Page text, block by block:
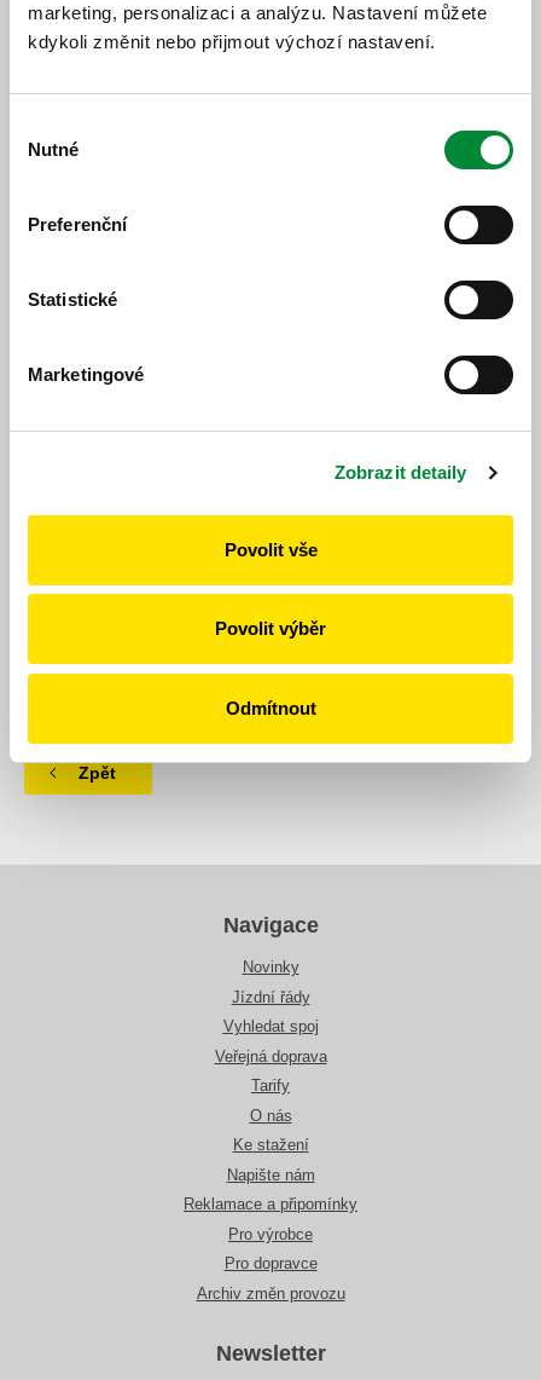
marketing, personalizaci a analýzu. Nastavení můžete
kdykoli změnit nebo přijmout výchozí nastavení.
souhlasu
Nutné
Preferenční
Statistické
Marketingové
Zobrazit detaily
Povolit vše
Povolit výběr
Odmítnout
Polohu vozidel můžete sledovat v tomto odkaze.
Čechy na tel. 725 100 725, která je v provozu pondělí -
sobota od 3:40 do 24:00 a v neděli 4:00 - 24:00.
https://www.idpk.cz/jizdni-rady-a-spoje/zmeny-provozu/?
change=9121&line=656
Publikováno dne: 13. 10. 2025
Zpět
Navigace
Novinky
Jízdní řády
Vyhledat spoj
Veřejná doprava
Tarify
O nás
Ke stažení
Napište nám
Reklamace a připomínky
Pro výrobce
Pro dopravce
Archiv změn provozu
Newsletter